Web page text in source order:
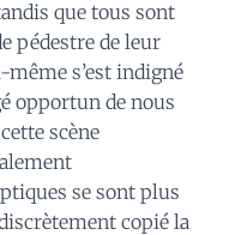
que tous sont
pédestre de leur
s’est indigné
opportun de nous
scène
se sont plus
copié la